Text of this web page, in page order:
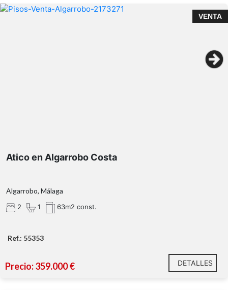
VENTA
Ático en venta en Algarrobo Costa – Sol, mar y
Atico en Algarrobo Costa
Algarrobo, Málaga
2 1 63m2 const.
Ref.: 55353
Precio: 359.000 € DETALLES